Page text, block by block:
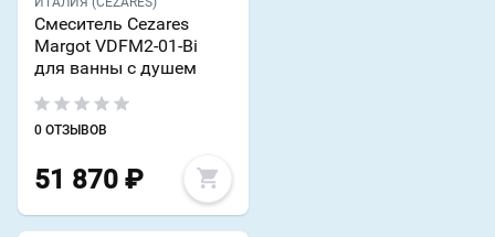
Смеситель Cezares
Margot VDFM2-01-Bi
для ванны с душем
0 ОТЗЫВОВ
51 870 ₽